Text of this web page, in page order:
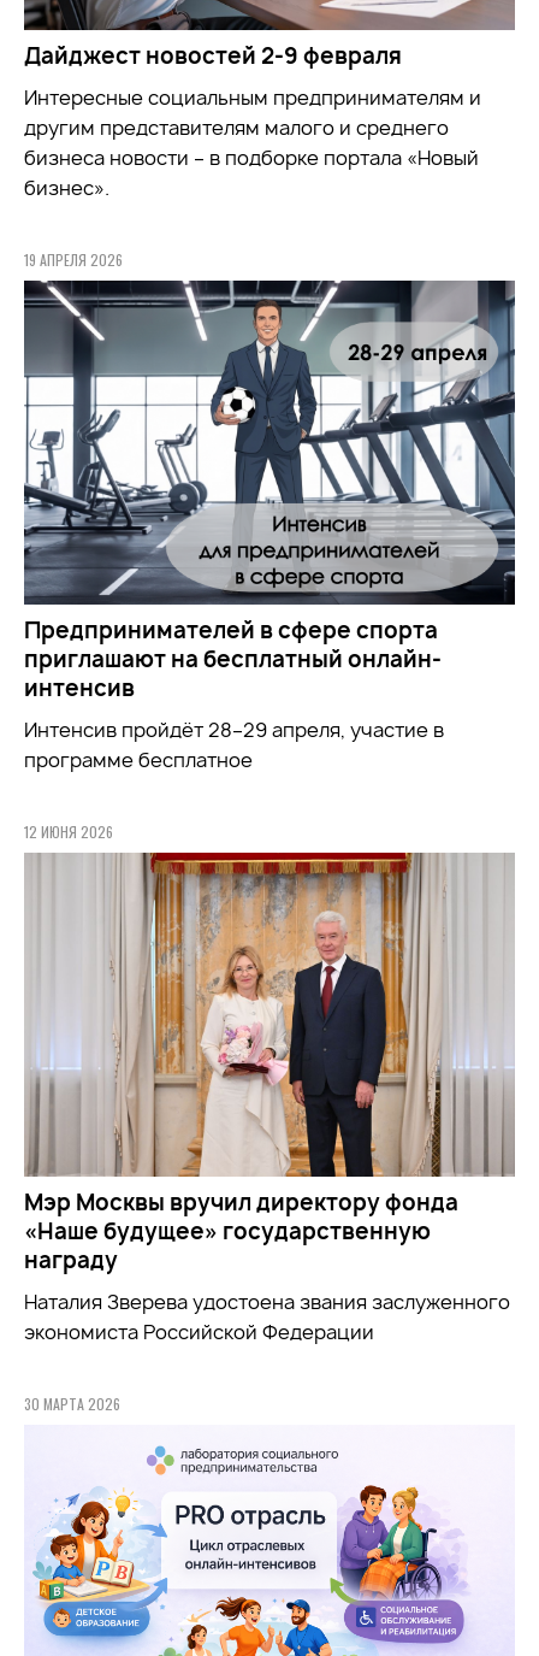
Дайджест новостей 2-9 февраля
Интересные социальным предпринимателям и
другим представителям малого и среднего
бизнеса новости – в подборке портала «Новый
бизнес».
19 АПРЕЛЯ 2026
Предпринимателей в сфере спорта
приглашают на бесплатный онлайн-
интенсив
Интенсив пройдёт 28–29 апреля, участие в
программе бесплатное
12 ИЮНЯ 2026
Мэр Москвы вручил директору фонда
«Наше будущее» государственную
награду
Наталия Зверева удостоена звания заслуженного
экономиста Российской Федерации
30 МАРТА 2026